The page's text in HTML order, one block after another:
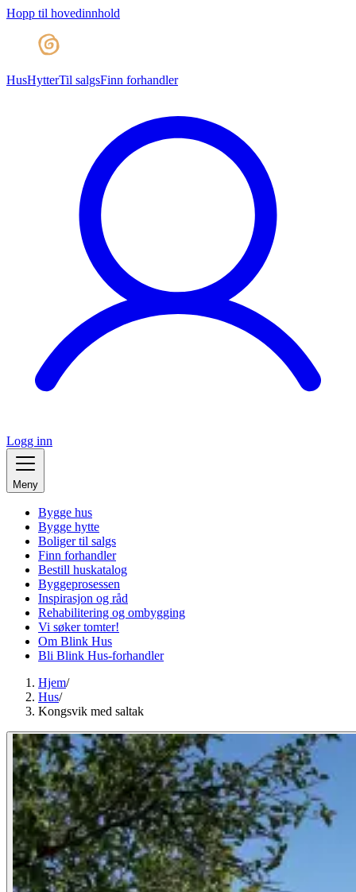
Hopp til hovedinnhold
HusHytterTil salgsFinn forhandler
Logg inn
Meny
Bygge hus
Bygge hytte
Boliger til salgs
Finn forhandler
Bestill huskatalog
Byggeprosessen
Inspirasjon og råd
Rehabilitering og ombygging
Vi søker tomter!
Om Blink Hus
Bli Blink Hus-forhandler
Hjem/
Hus/
Kongsvik med saltak